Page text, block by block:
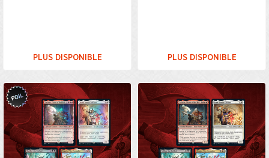
PLUS DISPONIBLE PLUS DISPONIBLE